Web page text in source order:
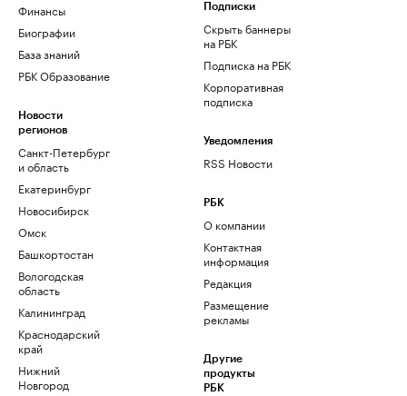
Финансы
Биографии
База знаний
РБК Образование
Новости
регионов
Санкт-Петербург
и область
Екатеринбург
Новосибирск
Омск
Башкортостан
Вологодская
область
Калининград
Краснодарский
край
Нижний
Новгород
Подписки
Скрыть баннеры
на РБК
Подписка на РБК
Корпоративная
подписка
Уведомления
RSS Новости
РБК
О компании
Контактная
информация
Редакция
Размещение
рекламы
Другие
продукты
РБК